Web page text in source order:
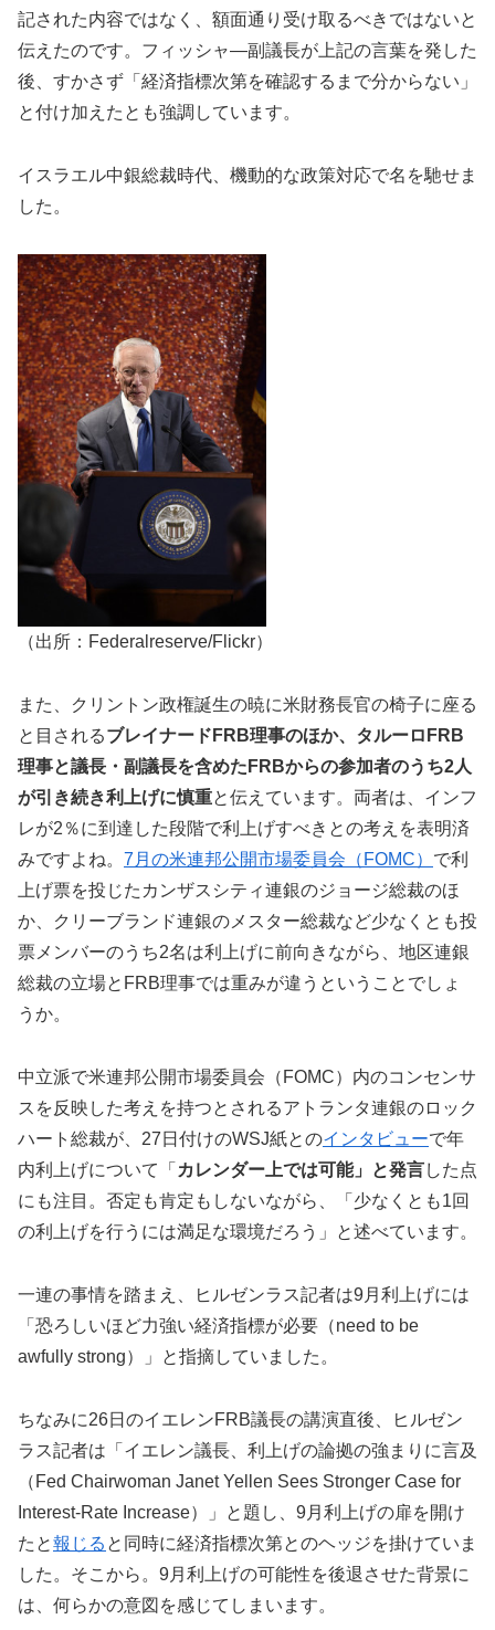
記された内容ではなく、額面通り受け取るべきではないと
伝えたのです。フィッシャ―副議長が上記の言葉を発した
後、すかさず「経済指標次第を確認するまで分からない」
と付け加えたとも強調しています。
イスラエル中銀総裁時代、機動的な政策対応で名を馳せま
した。
（出所：Federalreserve/Flickr）
また、クリントン政権誕生の暁に米財務長官の椅子に座る
と目されるブレイナードFRB理事のほか、タルーロFRB
理事と議長・副議長を含めたFRBからの参加者のうち2人
が引き続き利上げに慎重と伝えています。両者は、インフ
レが2％に到達した段階で利上げすべきとの考えを表明済
みですよね。 7月の米連邦公開市場委員会（FOMC） で利
上げ票を投じたカンザスシティ連銀のジョージ総裁のほ
か、クリーブランド連銀のメスター総裁など少なくとも投
票メンバーのうち2名は利上げに前向きながら、地区連銀
総裁の立場とFRB理事では重みが違うということでしょ
うか。
中立派で米連邦公開市場委員会（FOMC）内のコンセンサ
スを反映した考えを持つとされるアトランタ連銀のロック
ハート総裁が、27日付けのWSJ紙とのインタビューで年
内利上げについて「 カレンダー上では可能」と発言した点
にも注目。否定も肯定もしないながら、「少なくとも1回
の利上げを行うには満足な環境だろう」と述べています。
一連の事情を踏まえ、ヒルゼンラス記者は9月利上げには
「恐ろしいほど力強い経済指標が必要（need to be
awfully strong）」と指摘していました。
ちなみに26日のイエレンFRB議長の講演直後、ヒルゼン
ラス記者は「イエレン議長、利上げの論拠の強まりに言及
（Fed Chairwoman Janet Yellen Sees Stronger Case for
Interest-Rate Increase）」と題し、9月利上げの扉を開け
たと報じる と同時に経済指標次第とのヘッジを掛けていま
した。そこから。9月利上げの可能性を後退させた背景に
は、何らかの意図を感じてしまいます。